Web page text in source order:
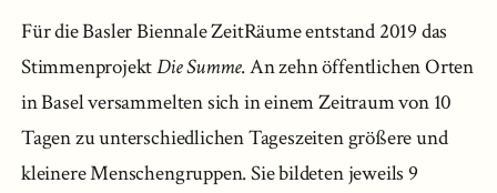
Für die Basler Biennale ZeitRäume entstand 2019 das
StimmenprojektDie Summe. An zehn öffentlichen Orten
in Basel versammelten sich in einem Zeitraum von 10
Tagen zu unterschiedlichen Tageszeiten größere und
kleinere Menschengruppen. Sie bildeten jeweils 9